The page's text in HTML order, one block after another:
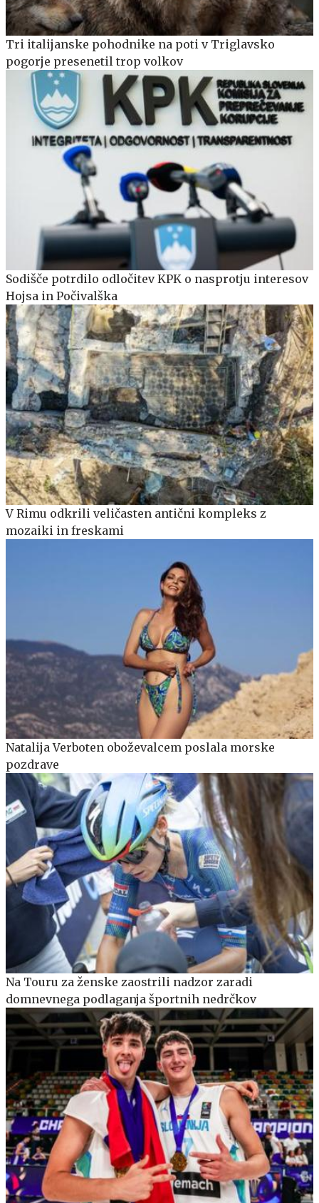
Tri italijanske pohodnike na poti v Triglavsko
pogorje presenetil trop volkov
Sodišče potrdilo odločitev KPK o nasprotju interesov
Hojsa in Počivalška
V Rimu odkrili veličasten antični kompleks z
mozaiki in freskami
Natalija Verboten oboževalcem poslala morske
pozdrave
Na Touru za ženske zaostrili nadzor zaradi
domnevnega podlaganja športnih nedrčkov